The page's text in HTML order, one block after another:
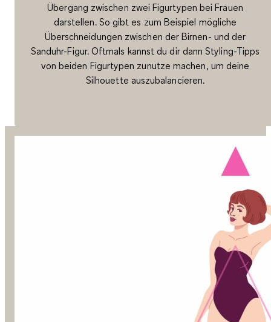
Übergang zwischen zwei Figurtypen bei Frauen
darstellen. So gibt es zum Beispiel mögliche
Überschneidungen zwischen der Birnen- und der
Sanduhr-Figur. Oftmals kannst du dir dann Styling-Tipps
von beiden Figurtypen zunutze machen, um deine
Silhouette auszubalancieren.